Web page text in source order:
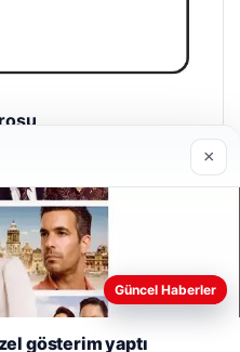
daha iyi anlayabilmek,
amacıyla çerezler
×
Güncel Haberler
gösterim yaptı